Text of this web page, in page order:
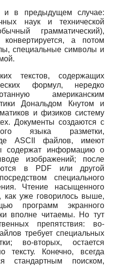
и в предыдущем случае:
наук и технической
грамматический),
а потом
специальные символы и
текстов, содержащих
формул, нередко
американским
Дональ­дом Кнутом и
и физиков систему
Документы создаются с
языка разметки,
ASCII файлов, имеют
содержат информацию о
изображений; после
в PDF или другой
специального
Чтение насыщенного
уже говорилось выше,
программ экранного
вполне читаемы. Но тут
препятствия: во-
требует специальных
во-вторых, остается
тексту. Конечно, всегда
стандартным поиском,